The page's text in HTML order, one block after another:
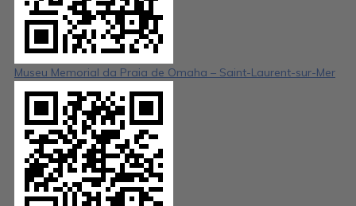
Museu Memorial da Praia de Omaha – Saint-Laurent-sur-Mer